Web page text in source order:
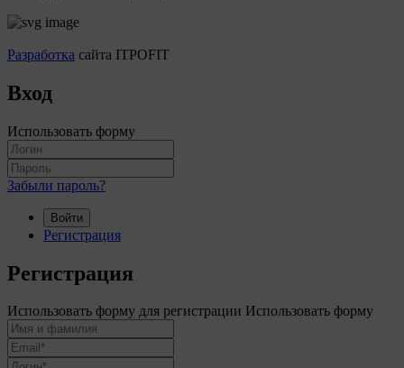
Разработка сайта ITPOFIT
Вход
Использовать форму
Забыли пароль?
Войти
Регистрация
Регистрация
Использовать форму для регистрации Использовать форму